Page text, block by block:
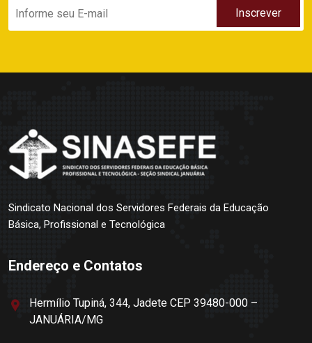
Sindicato Nacional dos Servidores Federais da Educação
Básica, Profissional e Tecnológica
Endereço e Contatos
Hermílio Tupiná, 344, Jadete CEP 39480-000 –
JANUÁRIA/MG